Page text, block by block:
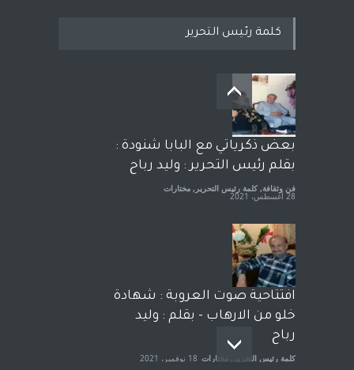
معاناة زلزال سوريّة تفضح:
زيف ديمقراطية الغرب! قلم :
رشاد أبو شاورآراء حرة ..
آراء حرة 18 فبراير، 2023
كلمة رئيس التحرير
بعض ذكرياتي مع البابا شنودة :
بقلم رئيس التحرير : وليد رباح
فن وثقافة, كلمة رئيس التحرير , مختارات
28 أغسطس، 2021
افتتاحية صوت العروبة : شهادة
خلو من الارهاب - بقلم : وليد
رباح
كلمة رئيس التحرير مختارات 18 نوفمبر، 2021